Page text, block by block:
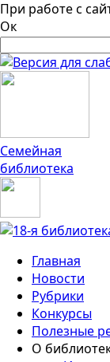
Перейти к
При работе с
Ок
Форма
Семейная
библиотека
Главная
Новости
Рубрики
Конкурсы
Полезные
О